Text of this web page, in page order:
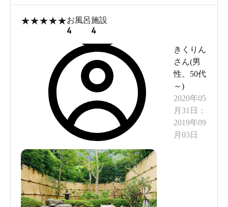
ドライヤーなどやる感じの場所でなく
メイク落とし無し
着替えて即、温泉です
着替える場所も外で屋根とのれんで仕切られてい
温泉もお宿も内装、とてもキレイ
どこもよく手入れをされていて、掃除も行き届い
ている
大通りから入ったところなので
★★★★★お風呂
4
施設
4
きくりん
さん(男
性
50代
～)
2020年05
月31日
：
2019年09
月03日